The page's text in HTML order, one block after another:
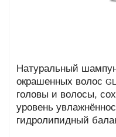
Натуральный
окрашенных волос
головы и волосы,
уровень
гидролипидный